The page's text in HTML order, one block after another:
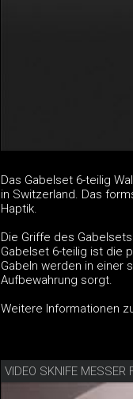
Das Gabelset 6-teilig
in Switzerland. Das
Haptik.
Die Griffe des
Gabelset 6-teilig ist die
Gabeln werden in einer
Aufbewahrung sorgt.
Weitere Informationen
VIDEO SKNIFE MESSER